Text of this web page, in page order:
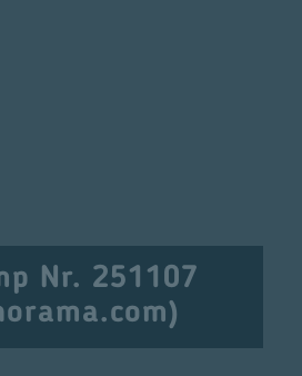
Nr. 251107